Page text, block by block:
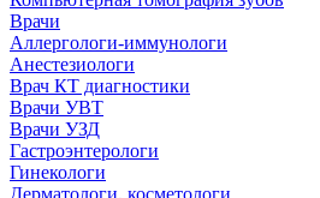
Врачи
Аллергологи-иммунологи
Анестезиологи
Врач КТ диагностики
Врачи УВТ
Врачи УЗД
Гастроэнтерологи
Гинекологи
Дерматологи, косметологи